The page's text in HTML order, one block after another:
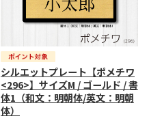
シルエットプレート【ポメチワ
<296>】サイズM / ゴールド / 書
体1（和文：明朝体/英文：明朝
体）